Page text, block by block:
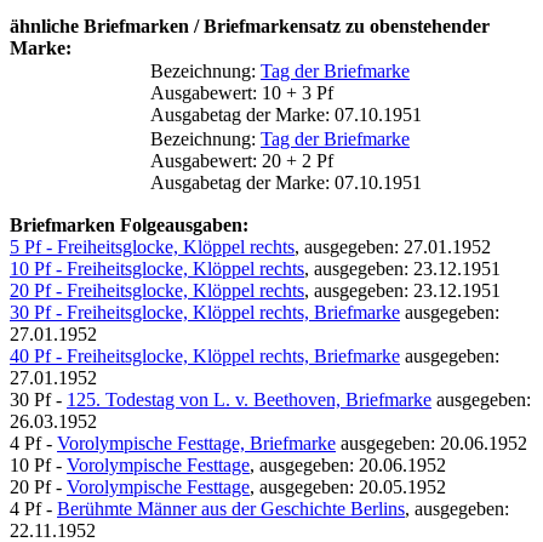
ähnliche Briefmarken / Briefmarkensatz zu obenstehender
Marke:
Bezeichnung: Tag der Briefmarke
Ausgabewert: 10 + 3 Pf
Ausgabetag der Marke: 07.10.1951
Bezeichnung: Tag der Briefmarke
Ausgabewert: 20 + 2 Pf
Ausgabetag der Marke: 07.10.1951
Briefmarken Folgeausgaben:
5 Pf - Freiheitsglocke, Klöppel rechts, ausgegeben: 27.01.1952
10 Pf - Freiheitsglocke, Klöppel rechts, ausgegeben: 23.12.1951
20 Pf - Freiheitsglocke, Klöppel rechts, ausgegeben: 23.12.1951
30 Pf - Freiheitsglocke, Klöppel rechts, Briefmarke ausgegeben:
27.01.1952
40 Pf - Freiheitsglocke, Klöppel rechts, Briefmarke ausgegeben:
27.01.1952
30 Pf - 125. Todestag von L. v. Beethoven, Briefmarke ausgegeben:
26.03.1952
4 Pf - Vorolympische Festtage, Briefmarke ausgegeben: 20.06.1952
10 Pf - Vorolympische Festtage, ausgegeben: 20.06.1952
20 Pf - Vorolympische Festtage, ausgegeben: 20.05.1952
4 Pf - Berühmte Männer aus der Geschichte Berlins, ausgegeben:
22.11.1952